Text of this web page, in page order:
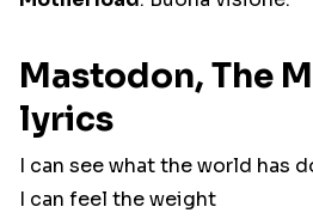
Mastodon, The
lyrics
I can see what the world has
I can feel the weight